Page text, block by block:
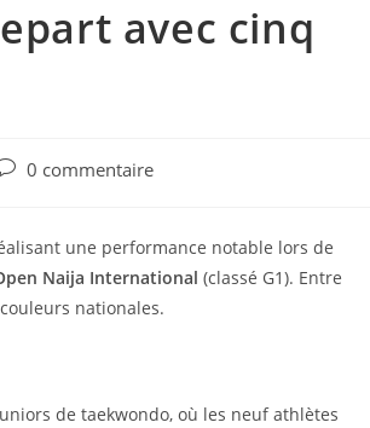
avec cinq
0 commentaire
une performance notable lors de
Naija International (classé G1). Entre
nationales.
de taekwondo, où les neuf athlètes